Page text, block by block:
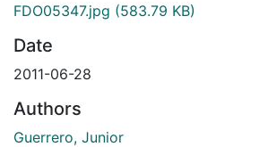
FDO05347.jpg (583.79 KB)
Date
2011-06-28
Authors
Guerrero, Junior